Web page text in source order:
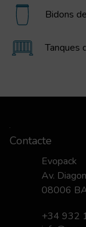
Bidons
Tanques
Contacte
Evopack
Av.
08006
+34 932